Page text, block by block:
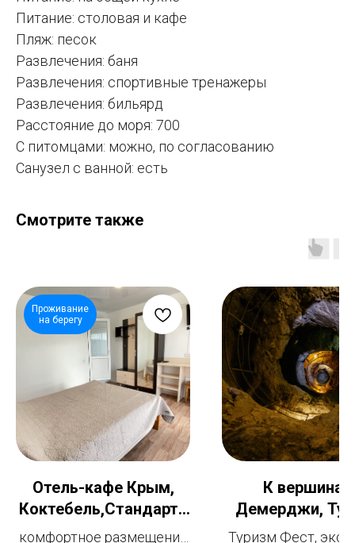
Питание: столовая и кафе
Пляж: песок
Развлечения: баня
Развлечения: спортивные тренажеры
Развлечения: бильярд
Расстояние до моря: 700
С питомцами: можно, по согласованию
Санузел с ванной: есть
Смотрите также
Проживание
на берегу
Отель-кафе Крым,
Коктебель,Стандартн
ый 2-местный номер с
комфортное размещение
К вершинам
Демерджи,
Фест
Туризм Фест,